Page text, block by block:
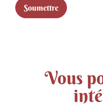
Vous